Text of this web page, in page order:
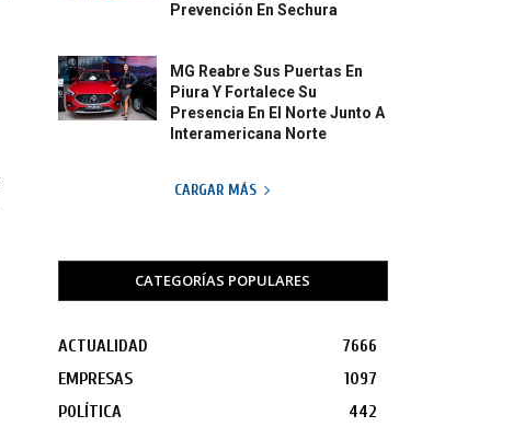
Prevención En Sechura
MG Reabre Sus Puertas En
Piura Y Fortalece Su
Presencia En El Norte Junto A
Interamericana Norte
CARGAR MÁS
CATEGORÍAS POPULARES
ACTUALIDAD
7666
EMPRESAS
1097
POLÍTICA
442